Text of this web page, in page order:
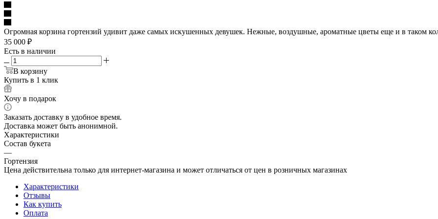
Огромная корзина гортензий удивит даже самых искушенных девушек. Нежные, воздушные, ароматные цветы еще и в таком
35 000 ₽
Есть в наличии
В корзину
Купить в 1 клик
Хочу в подарок
Заказать доставку в удобное время.
Доставка может быть анонимной.
Характеристики
Состав букета
—
Гортензия
Цена действительна только для интернет-магазина и может отличаться от цен в розничных магазинах
Характеристики
Отзывы
Как купить
Оплата